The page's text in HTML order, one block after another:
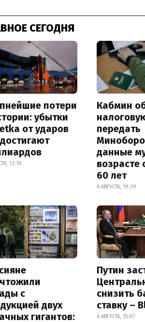
СЕГОДНЯ
потери
убытки
от ударов
12:10
Кабмин
передать
данные
возрасте
60 лет
6 АВГУСТА, 19:39
с
двух
гигантов:
Путин
снизить
ставку –
6 АВГУСТА, 15:07